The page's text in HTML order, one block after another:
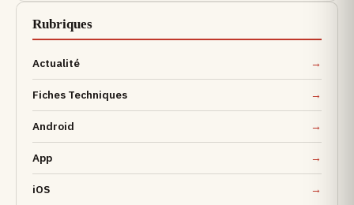
Rubriques
Actualité
Fiches Techniques
Android
App
iOS